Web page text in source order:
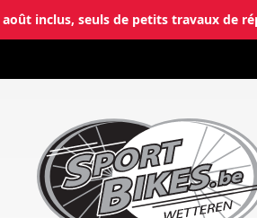
août inclus, seuls de petits travaux de